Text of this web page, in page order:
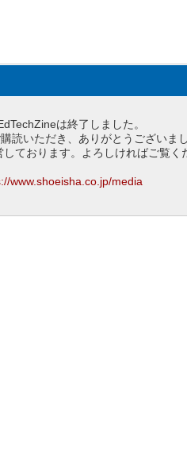
は終了しました。
読いただき、ありがとうございまし
ております。よろしければご覧く
www.shoeisha.co.jp/media